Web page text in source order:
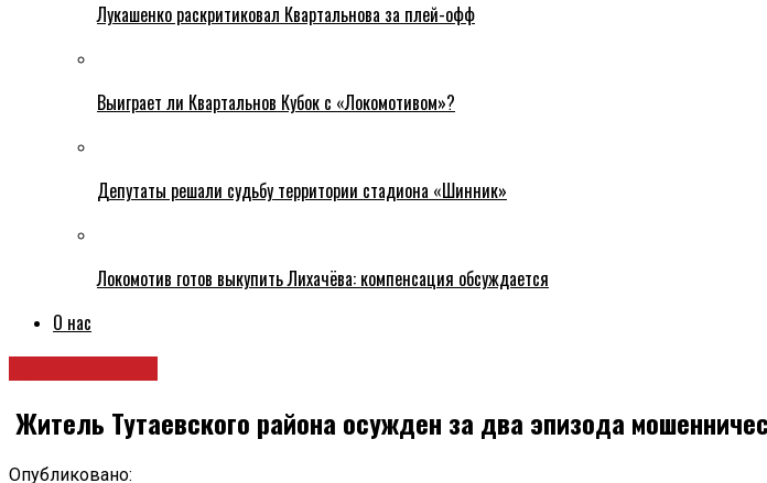
Лукашенко раскритиковал Квартальнова за плей-офф
Выиграет ли Квартальнов Кубок с «Локомотивом»?
Депутаты решали судьбу территории стадиона «Шинник»
Локомотив готов выкупить Лихачёва: компенсация обсуждается
О нас
Житель Тутаевского района осужден за два эпизода
Опубликовано: